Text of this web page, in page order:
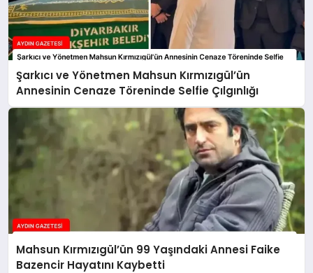
Şarkıcı ve Yönetmen Mahsun Kırmızıgül’ün
Annesinin Cenaze Töreninde Selfie Çılgınlığı
Mahsun Kırmızıgül’ün 99 Yaşındaki Annesi Faike
Bazencir Hayatını Kaybetti